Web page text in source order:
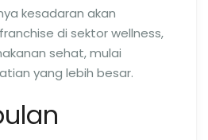
kesadaran akan
di sektor wellness,
sehat, mulai
yang lebih besar.